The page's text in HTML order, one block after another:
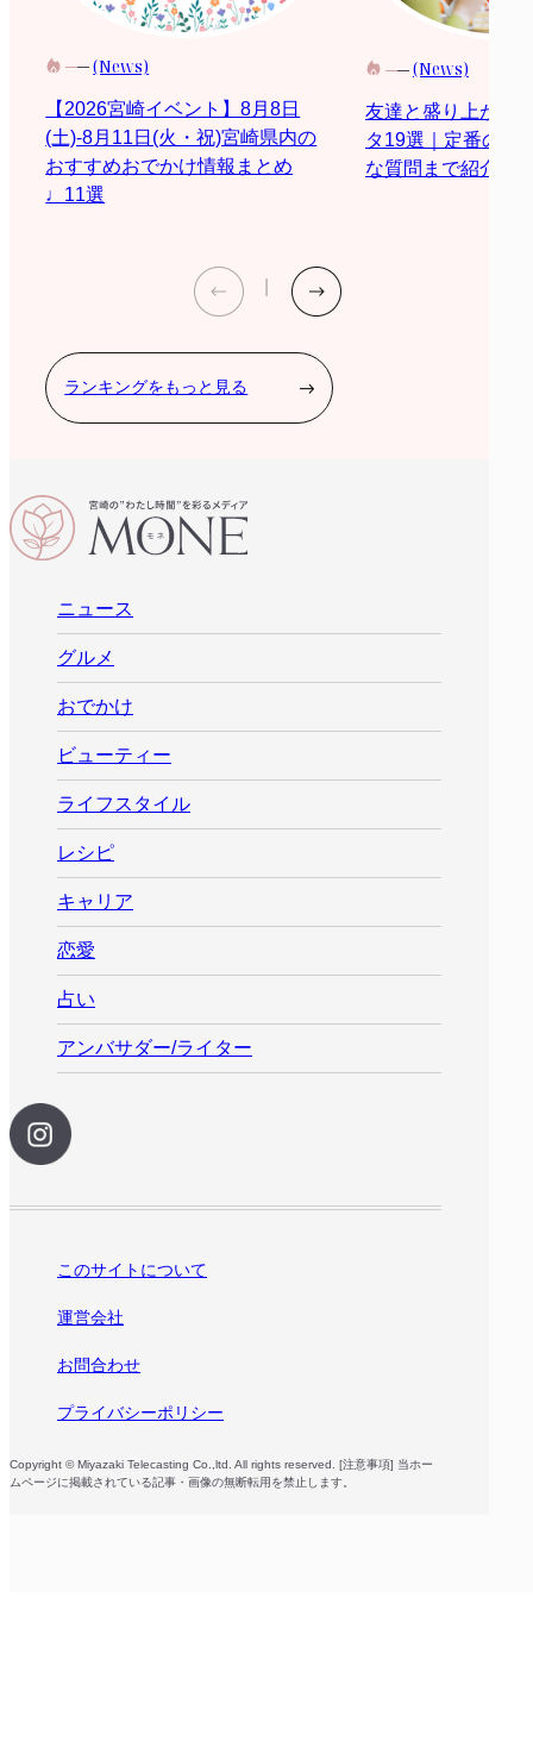
(News)
【2026宮崎イベント】8月8日
(土)-8月11日(火・祝)宮崎県内の
おすすめおでかけ情報まとめ
♩11選
(News)
友達と盛り上がる
タ19選｜定番の質
な質問まで紹介
ランキングをもっと見る
ニュース
グルメ
おでかけ
ビューティー
ライフスタイル
レシピ
キャリア
恋愛
占い
アンバサダー/ライター
このサイトについて
運営会社
お問合わせ
プライバシーポリシー
Copyright © Miyazaki Telecasting Co.,ltd. All rights reserved. [注意事項] 当ホー
ムページに掲載されている記事・画像の無断転用を禁止します。